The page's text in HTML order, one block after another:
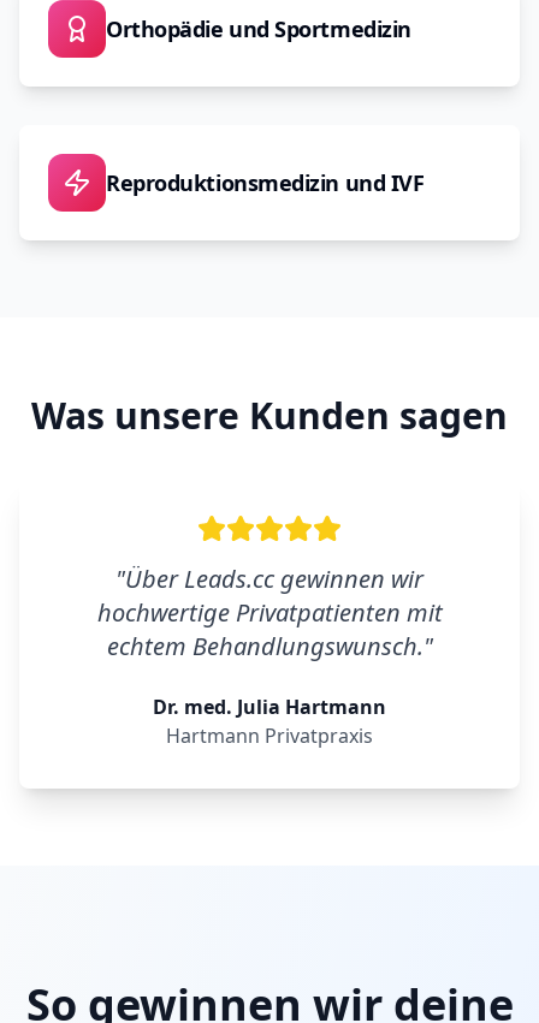
Orthopädie und Sportmedizin
Reproduktionsmedizin und IVF
Was unsere Kunden sagen
"Über Leads.cc gewinnen wir
hochwertige Privatpatienten mit
echtem Behandlungswunsch."
Dr. med. Julia Hartmann
Hartmann Privatpraxis
So gewinnen wir deine